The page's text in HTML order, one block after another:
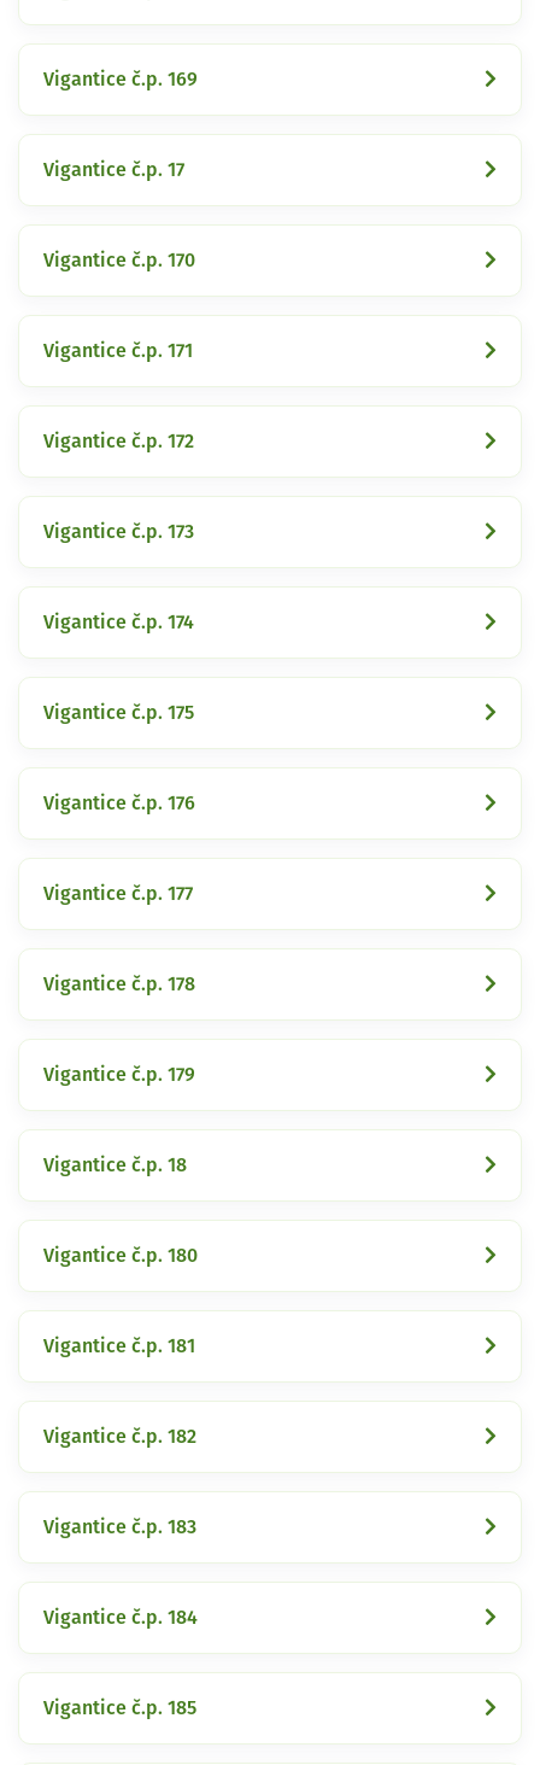
Vigantice č.p. 169
Vigantice č.p. 17
Vigantice č.p. 170
Vigantice č.p. 171
Vigantice č.p. 172
Vigantice č.p. 173
Vigantice č.p. 174
Vigantice č.p. 175
Vigantice č.p. 176
Vigantice č.p. 177
Vigantice č.p. 178
Vigantice č.p. 179
Vigantice č.p. 18
Vigantice č.p. 180
Vigantice č.p. 181
Vigantice č.p. 182
Vigantice č.p. 183
Vigantice č.p. 184
Vigantice č.p. 185